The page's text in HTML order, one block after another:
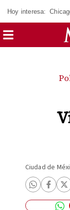
Hoy interesa:
Ciudad de